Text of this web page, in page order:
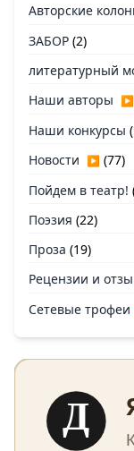
Авторские
ЗАБОР (2)
литературный
Наши авторы ▶
Наши конкурсы
Новости ▶ (77)
Пойдем в театр!
Поэзия (22)
Проза (19)
Рецензии и
Сетевые трофеи
Д